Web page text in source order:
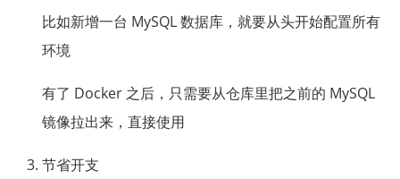
比如新增一台 MySQL 数据库，就要从头开始配置所有
环境
有了 Docker 之后，只需要从仓库里把之前的 MySQL
镜像拉出来，直接使用
节省开支